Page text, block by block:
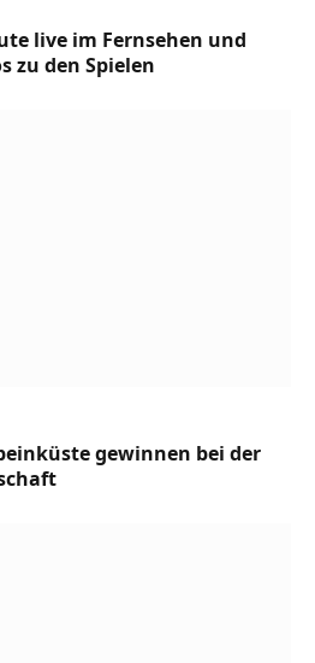
live im Fernsehen und
zu den Spielen
gewinnen bei der